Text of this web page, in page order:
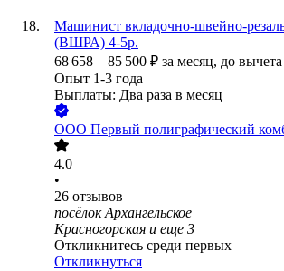
Машинист вкладочно-швейно-
(ВШРА) 4-5р.
68 658 – 85 500 ₽ за месяц, до
Опыт 1-3 года
Выплаты: Два раза в месяц
ООО Первый полиграфический
4.0
•
26 отзывов
посёлок Архангельское
Красногорская и еще 3
Откликнитесь среди первых
Откликнуться